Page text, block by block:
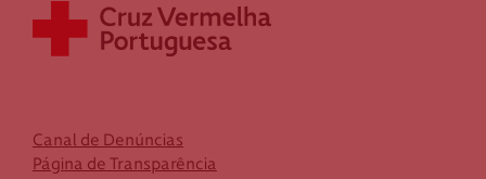
Canal de Denúncias
Página de Transparência